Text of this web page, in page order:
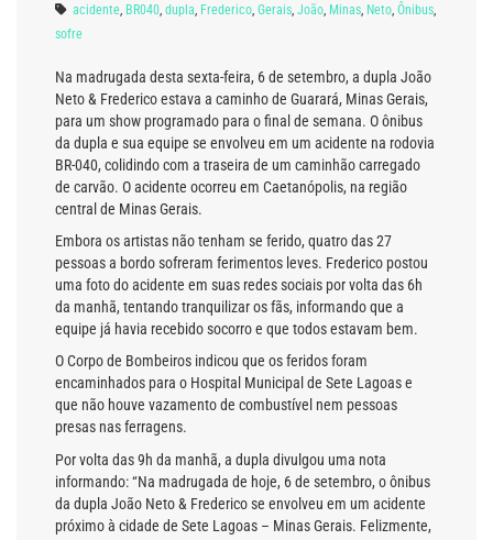
acidente BR040 dupla Frederico Gerais João Minas Neto Ônibus
sofre
Na madrugada desta sexta-feira, 6 de setembro, a dupla João
Neto & Frederico estava a caminho de Guarará, Minas Gerais,
para um show programado para o final de semana. O ônibus
da dupla e sua equipe se envolveu em um acidente na rodovia
BR-040, colidindo com a traseira de um caminhão carregado
de carvão. O acidente ocorreu em Caetanópolis, na região
central de Minas Gerais.
Embora os artistas não tenham se ferido, quatro das 27
pessoas a bordo sofreram ferimentos leves. Frederico postou
uma foto do acidente em suas redes sociais por volta das 6h
da manhã, tentando tranquilizar os fãs, informando que a
equipe já havia recebido socorro e que todos estavam bem.
O Corpo de Bombeiros indicou que os feridos foram
encaminhados para o Hospital Municipal de Sete Lagoas e
que não houve vazamento de combustível nem pessoas
presas nas ferragens.
Por volta das 9h da manhã, a dupla divulgou uma nota
informando: “Na madrugada de hoje, 6 de setembro, o ônibus
da dupla João Neto & Frederico se envolveu em um acidente
próximo à cidade de Sete Lagoas – Minas Gerais. Felizmente,